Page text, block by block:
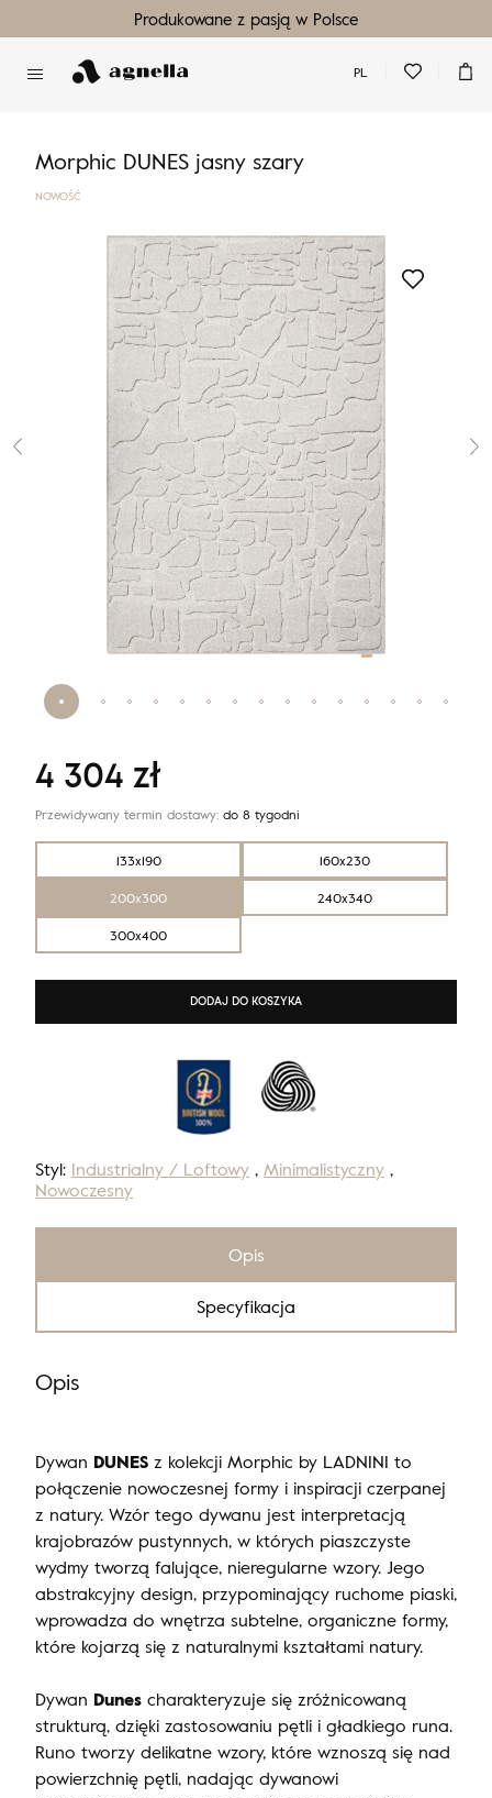
Produkowane z pasją w Polsce
PL
Morphic DUNES jasny szary
NOWOŚĆ
Styl: Industrialny / Loftowy , Minimalistyczny ,
Nowoczesny
133x190
160x230
200x300
240x340
300x400
4 304 zł
Przewidywany termin dostawy: do 8 tygodni
DODAJ DO KOSZYKA
Opis
Specyfikacja
Opis
Dywan DUNES z kolekcji Morphic by LADNINI to
połączenie nowoczesnej formy i inspiracji czerpanej
z natury. Wzór tego dywanu jest interpretacją
krajobrazów pustynnych, w których piaszczyste
wydmy tworzą falujące, nieregularne wzory. Jego
abstrakcyjny design, przypominający ruchome piaski,
wprowadza do wnętrza subtelne, organiczne formy,
które kojarzą się z naturalnymi kształtami natury.
Dywan Dunes charakteryzuje się zróżnicowaną
strukturą, dzięki zastosowaniu pętli i gładkiego runa.
Runo tworzy delikatne wzory, które wznoszą się nad
powierzchnię pętli, nadając dywanowi